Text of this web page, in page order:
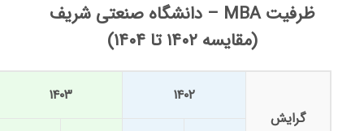
ظرفیت MBA – دانشگاه صنعتی شریف
(مقایسه ۱۴۰۲ تا ۱۴۰۴)
گرایش
۱۴۰۲ ۱۴۰۳